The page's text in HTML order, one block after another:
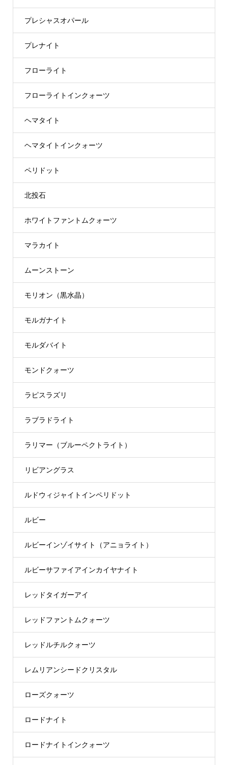
プレシャスオパール
プレナイト
フローライト
フローライトインクォーツ
ヘマタイト
ヘマタイトインクォーツ
ペリドット
北投石
ホワイトファントムクォーツ
マラカイト
ムーンストーン
モリオン（黒水晶）
モルガナイト
モルダバイト
モンドクォーツ
ラピスラズリ
ラブラドライト
ラリマー（ブルーペクトライト）
リビアングラス
ルドウィジャイトインペリドット
ルビー
ルビーインゾイサイト（アニョライト）
ルビーサファイアインカイヤナイト
レッドタイガーアイ
レッドファントムクォーツ
レッドルチルクォーツ
レムリアンシードクリスタル
ローズクォーツ
ロードナイト
ロードナイトインクォーツ